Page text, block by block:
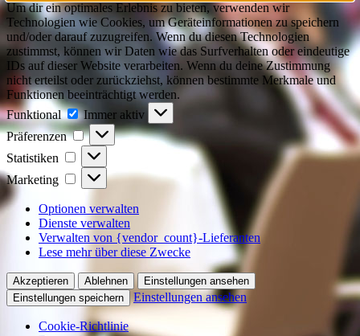
Um dir ein optimales Erlebnis zu bieten, verwenden wir
Technologien wie Cookies, um Geräteinformationen zu speichern
und/oder darauf zuzugreifen. Wenn du diesen Technologien
zustimmst, können wir Daten wie das Surfverhalten oder eindeutige
IDs auf dieser Website verarbeiten. Wenn du deine Zustimmung
nicht erteilst oder zurückziehst, können bestimmte Merkmale und
Funktionen beeinträchtigt werden.
Funktional
Funktional
Immer aktiv
Präferenzen
Präferenzen
Statistiken Statistiken
Marketing Marketing
Optionen verwalten
Dienste verwalten
Verwalten von {vendor_count}-Lieferanten
Lese mehr über diese Zwecke
Akzeptieren Ablehnen
Einstellungen ansehen
Einstellungen speichern
Einstellungen ansehen
Cookie-Richtlinie